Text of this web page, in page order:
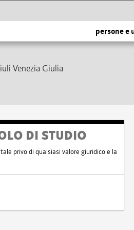
persone e
Venezia Giulia
DI STUDIO
privo di qualsiasi valore giuridico e la